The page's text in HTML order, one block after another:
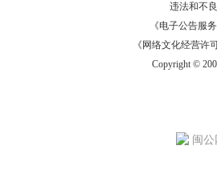
违法和不
《电子公告服务
《网络文化经营许
Copyright ©
闽公